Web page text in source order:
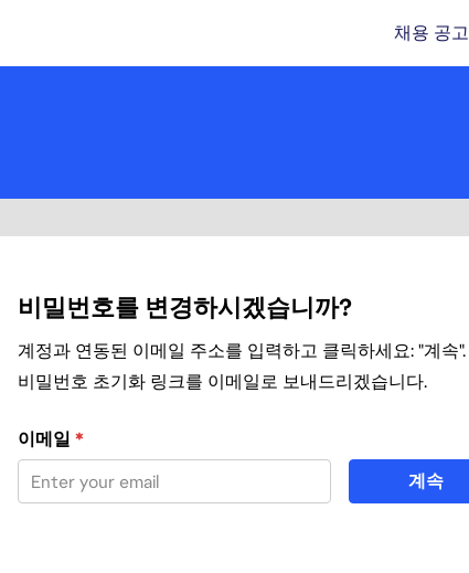
채용 공고
비밀번호를 변경하시겠습니까?
계정과 연동된 이메일 주소를 입력하고 클릭하세요: "계속".
비밀번호 초기화 링크를 이메일로 보내드리겠습니다.
이메일 주소로 비밀번호 재설정
이메일 *
계속